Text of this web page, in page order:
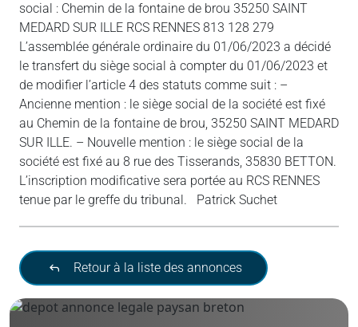
social : Chemin de la fontaine de brou 35250 SAINT
MEDARD SUR ILLE RCS RENNES 813 128 279
L’assemblée générale ordinaire du 01/06/2023 a décidé
le transfert du siège social à compter du 01/06/2023 et
de modifier l’article 4 des statuts comme suit : –
Ancienne mention : le siège social de la société est fixé
au Chemin de la fontaine de brou, 35250 SAINT MEDARD
SUR ILLE. – Nouvelle mention : le siège social de la
société est fixé au 8 rue des Tisserands, 35830 BETTON.
L’inscription modificative sera portée au RCS RENNES
tenue par le greffe du tribunal. Patrick Suchet
Retour à la liste des annonces